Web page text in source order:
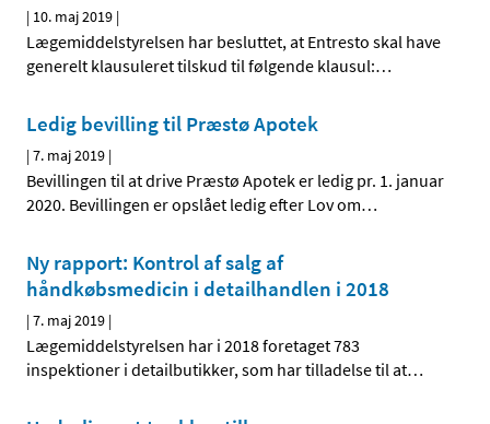
| 10. maj 2019 |
Lægemiddelstyrelsen har besluttet, at Entresto skal have
generelt klausuleret tilskud til følgende klausul:…
Ledig bevilling til Præstø Apotek
|7. maj 2019 |
Bevillingen til at drive Præstø Apotek er ledig pr. 1. januar
2020. Bevillingen er opslået ledig efter Lov om…
Ny rapport: Kontrol af salg af
håndkøbsmedicin i detailhandlen i 2018
|7. maj 2019 |
Lægemiddelstyrelsen har i 2018 foretaget 783
inspektioner i detailbutikker, som har tilladelse til at…